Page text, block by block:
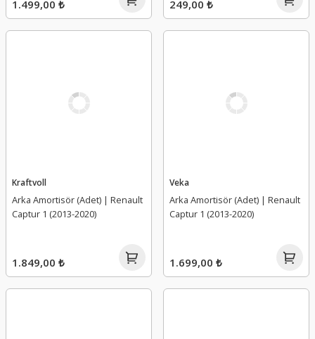
1.499,00 ₺ 249,00 ₺
Kraftvoll
Arka Amortisör (Adet) | Renault
Captur 1 (2013-2020)
1.849,00 ₺
Veka
Arka Amortisör (Adet) | Renault
Captur 1 (2013-2020)
1.699,00 ₺